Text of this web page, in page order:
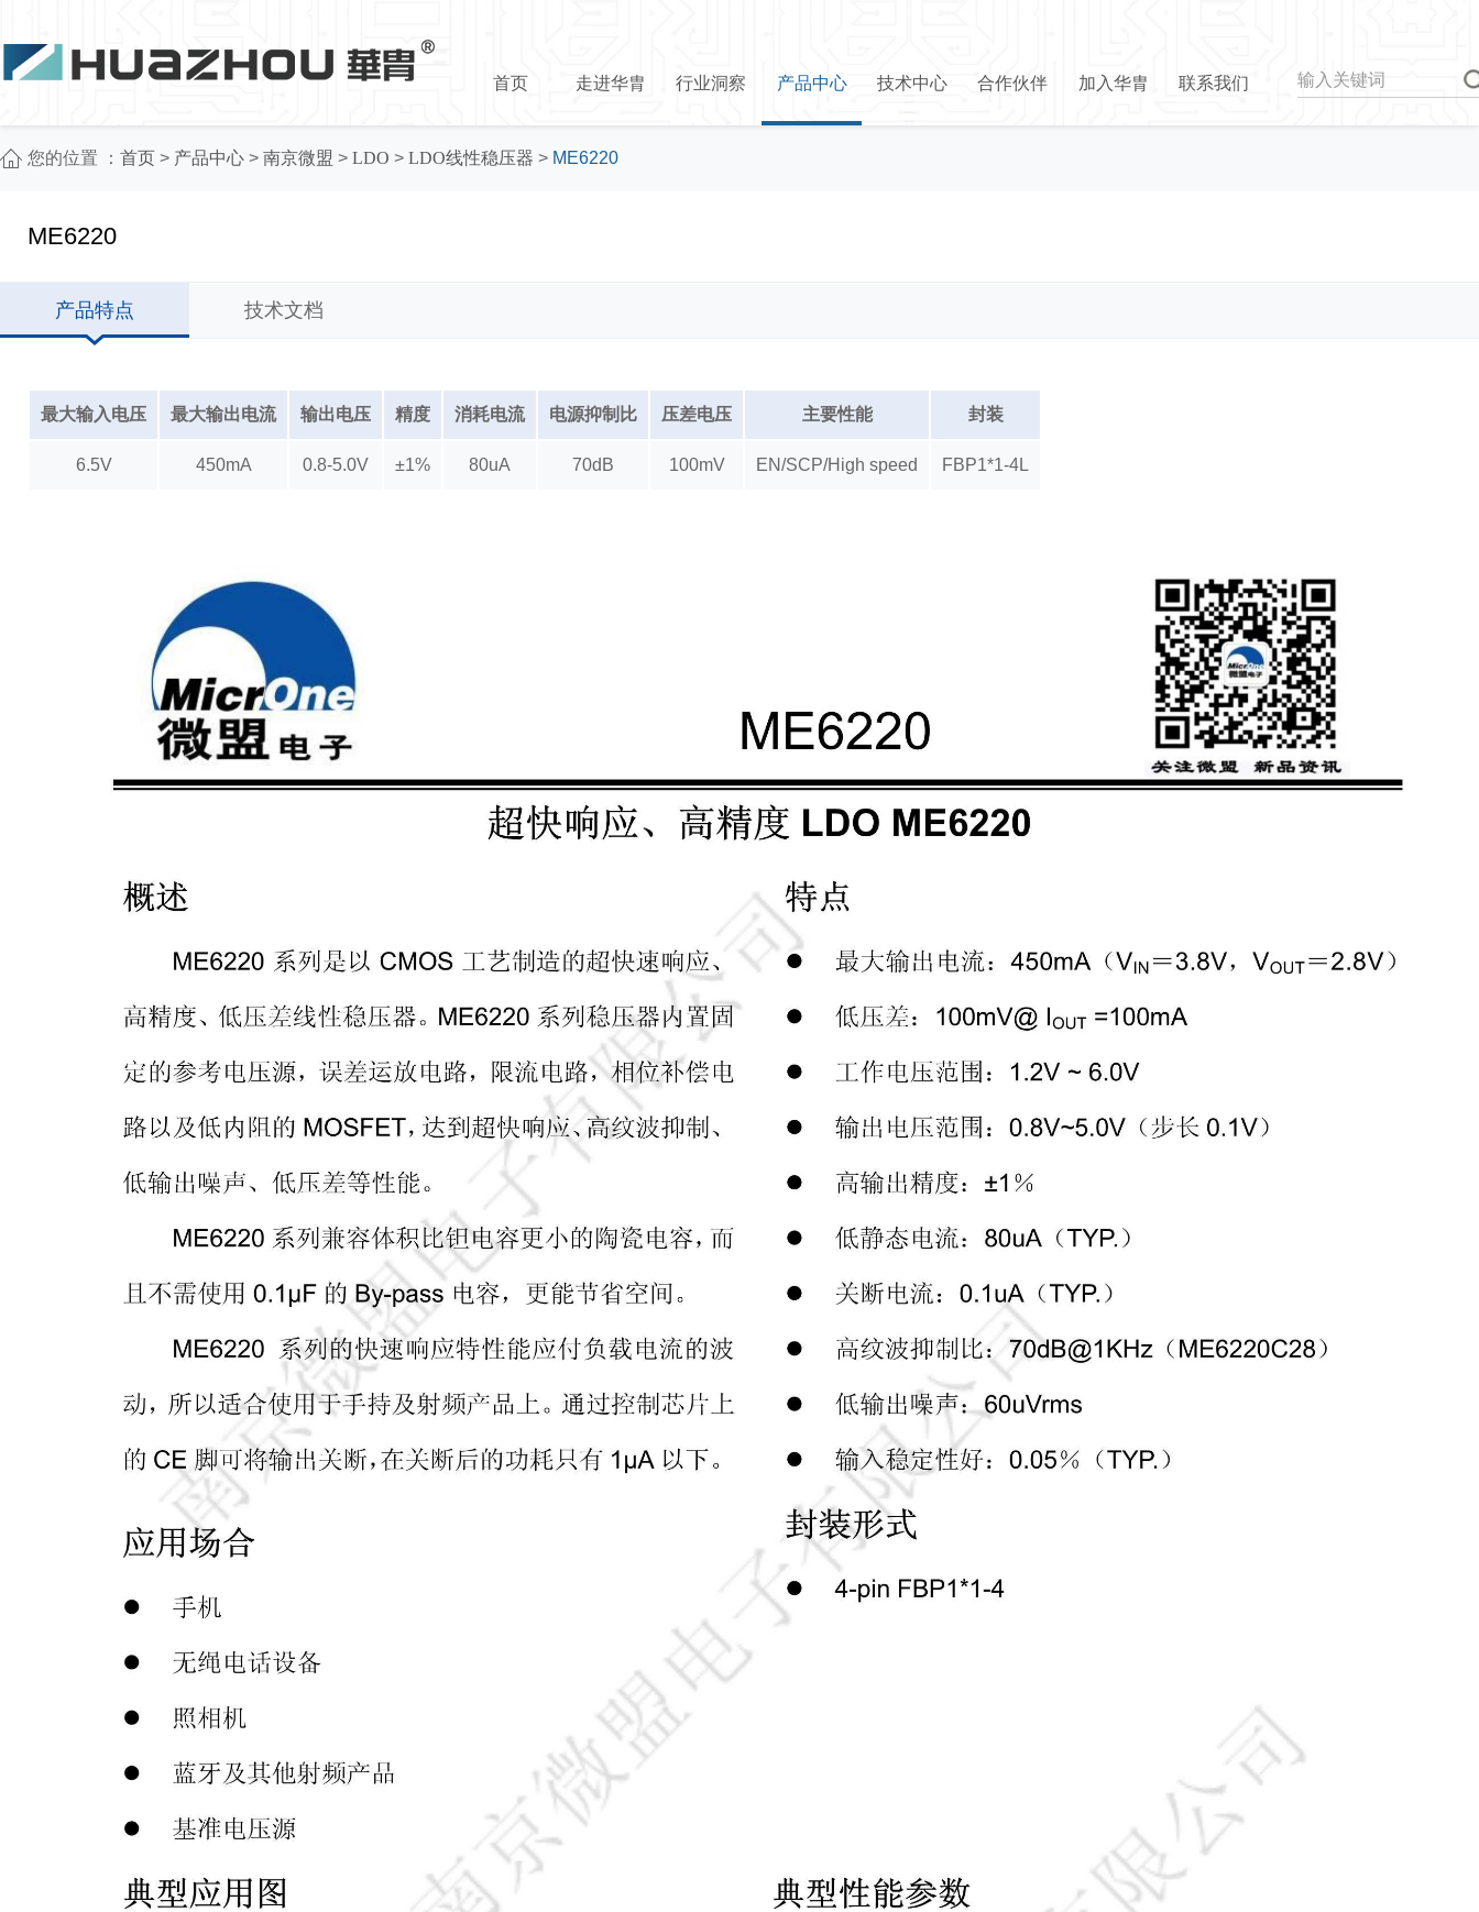
首页 走进华胄 行业洞察 产品中心 技术中心 合作伙伴 加入华胄 联系我们
您的位置 ： 首页 > 产品中心 > 南京微盟 > LDO > LDO线性稳压器 > ME6220
ME6220
产品特点 技术文档
最大输入电压 最大输出电流 输出电压 精度 消耗电流 电源抑制比 压差电压 主要性能 封装
6.5V 450mA 0.8-5.0V ±1% 80uA 70dB 100mV EN/SCP/High speed FBP1*1-4L